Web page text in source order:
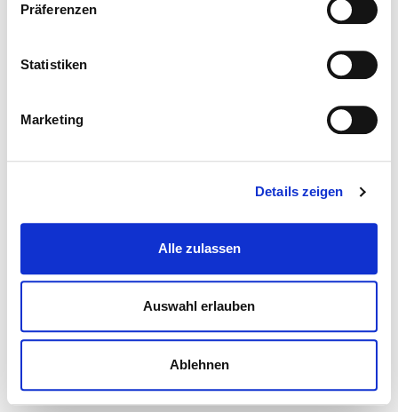
Präferenzen
Statistiken
Marketing
Details zeigen
Alle zulassen
Auswahl erlauben
Ablehnen